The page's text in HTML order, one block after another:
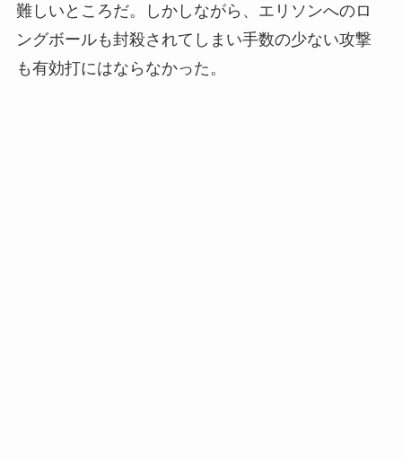
難しいところだ。しかしながら、エリソンへのロ
ングボールも封殺されてしまい手数の少ない攻撃
も有効打にはならなかった。